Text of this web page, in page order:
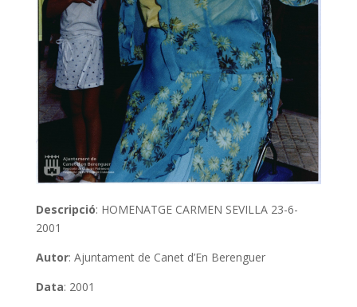
Descripció: HOMENATGE CARMEN SEVILLA 23-6-
2001
Autor: Ajuntament de Canet d’En Berenguer
Data: 2001